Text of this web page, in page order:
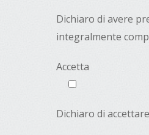
Dichiaro di avere
integralmente
Accetta
Dichiaro di